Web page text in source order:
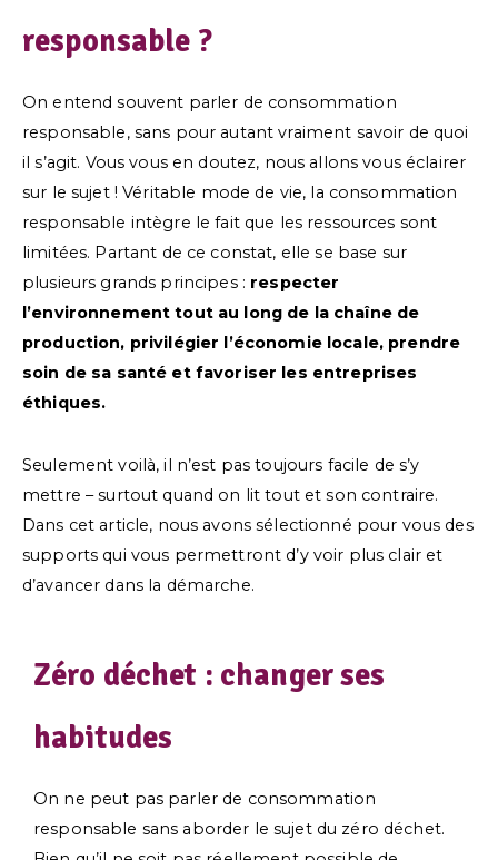
responsable ?
On entend souvent parler de consommation
responsable, sans pour autant vraiment savoir de quoi
il s’agit. Vous vous en doutez, nous allons vous éclairer
sur le sujet ! Véritable mode de vie, la consommation
responsable intègre le fait que les ressources sont
limitées. Partant de ce constat, elle se base sur
plusieurs grands principes : respecter
l’environnement tout au long de la chaîne de
production, privilégier l’économie locale, prendre
soin de sa santé et favoriser les entreprises
éthiques.
Seulement voilà, il n’est pas toujours facile de s’y
mettre – surtout quand on lit tout et son contraire.
Dans cet article, nous avons sélectionné pour vous des
supports qui vous permettront d’y voir plus clair et
d’avancer dans la démarche.
Zéro déchet : changer ses
habitudes
On ne peut pas parler de consommation
responsable sans aborder le sujet du zéro déchet.